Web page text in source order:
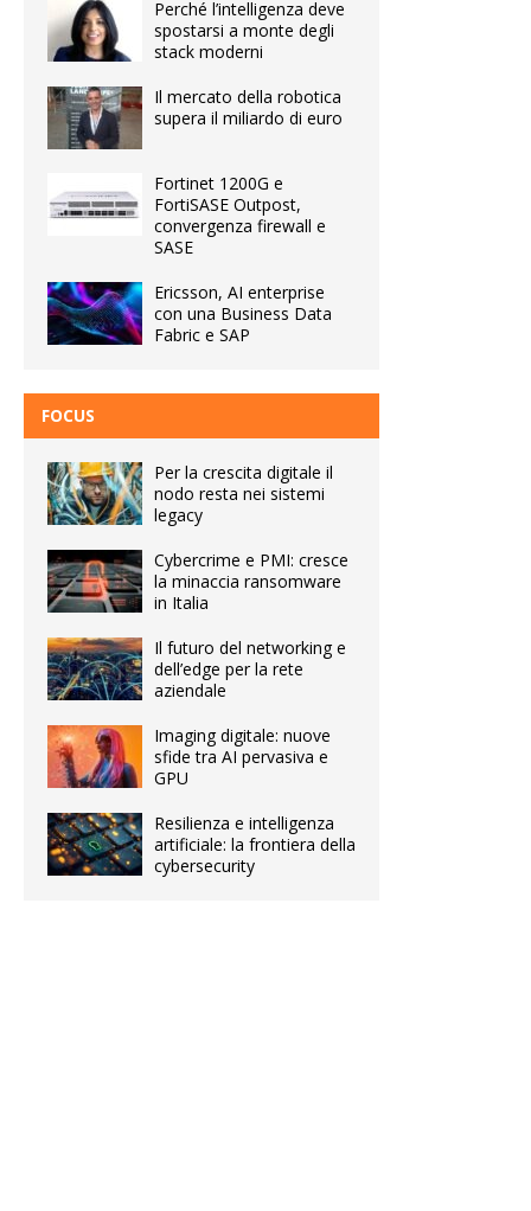
Perché l’intelligenza deve
spostarsi a monte degli
stack moderni
Il mercato della robotica
supera il miliardo di euro
Fortinet 1200G e
FortiSASE Outpost,
convergenza firewall e
SASE
Ericsson, AI enterprise
con una Business Data
Fabric e SAP
FOCUS
Per la crescita digitale il
nodo resta nei sistemi
legacy
Cybercrime e PMI: cresce
la minaccia ransomware
in Italia
Il futuro del networking e
dell’edge per la rete
aziendale
Imaging digitale: nuove
sfide tra AI pervasiva e
GPU
Resilienza e intelligenza
artificiale: la frontiera della
cybersecurity